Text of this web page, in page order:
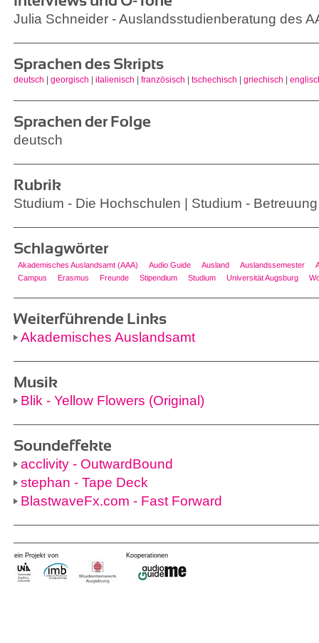
Julia Schneider - Auslandsstudienberatung des
Sprachen des Skripts
deutsch georgisch italienisch französisch tschechisch griechisch
Sprachen der Folge
deutsch
Rubrik
Studium - Die Hochschulen | Studium - Betreuung
Schlagwörter
Akademisches Auslandsamt (AAA) Audio Guide Ausland Auslandssemester
Campus
Erasmus Freunde Stipendium Studium Universität Augsburg
Weiterführende Links
Akademisches Auslandsamt
Musik
Blik - Yellow Flowers (Original)
Soundeffekte
acclivity - OutwardBound
stephan - Tape Deck
BlastwaveFx.com - Fast Forward
ein Projekt von Kooperationen